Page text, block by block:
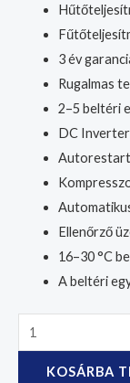
3 év
Rugalmas
2–5 beltéri
DC
Ellenőrző
16–30 °C
A beltéri
KOSÁRBA